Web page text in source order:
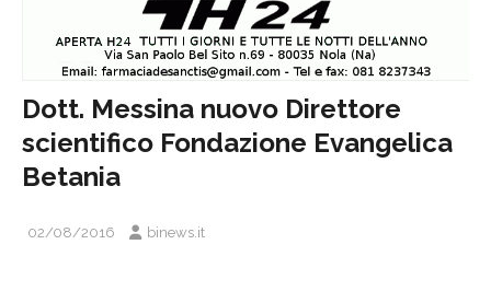
Dott. Messina nuovo Direttore
scientifico Fondazione Evangelica
Betania
02/08/2016 binews.it